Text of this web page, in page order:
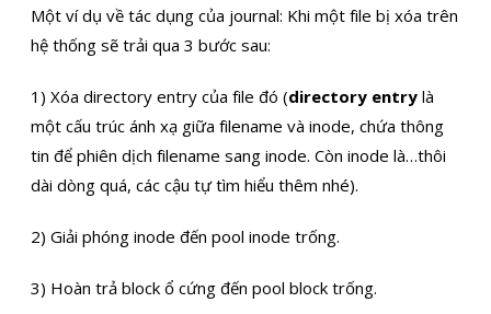
Một ví dụ về tác dụng của journal: Khi một file bị xóa trên
hệ thống sẽ trải qua 3 bước sau:
1) Xóa directory entry của file đó (directory entry là
một cấu trúc ánh xạ giữa filename và inode, chứa thông
tin để phiên dịch filename sang inode. Còn inode là…thôi
dài dòng quá, các cậu tự tìm hiểu thêm nhé).
2) Giải phóng inode đến pool inode trống.
3) Hoàn trả block ổ cứng đến pool block trống.